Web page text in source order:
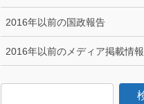
2016年以前の国政報告
2016年以前のメディア掲載情報